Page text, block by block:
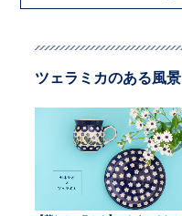
ツェラミカのある風景